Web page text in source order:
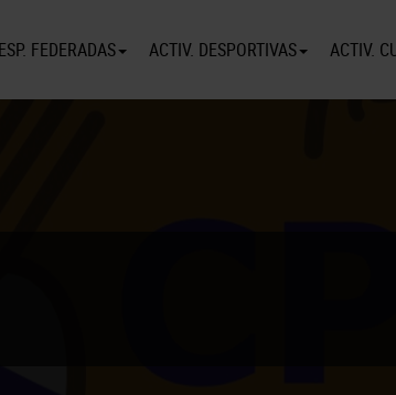
FEDERADAS ACTIV. DESPORTIVAS ACTIV.